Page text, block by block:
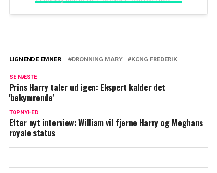
Mary: Mon de gør det?
Kong Frederik og dronning Mary i spidsen
LIGNENDE EMNER: DRONNING MARY KONG FREDERIK
SE NÆSTE
Prins Harry taler ud igen: Ekspert kalder det
'bekymrende'
TOPNYHED
Efter nyt interview: William vil fjerne Harry og Meghans
royale status